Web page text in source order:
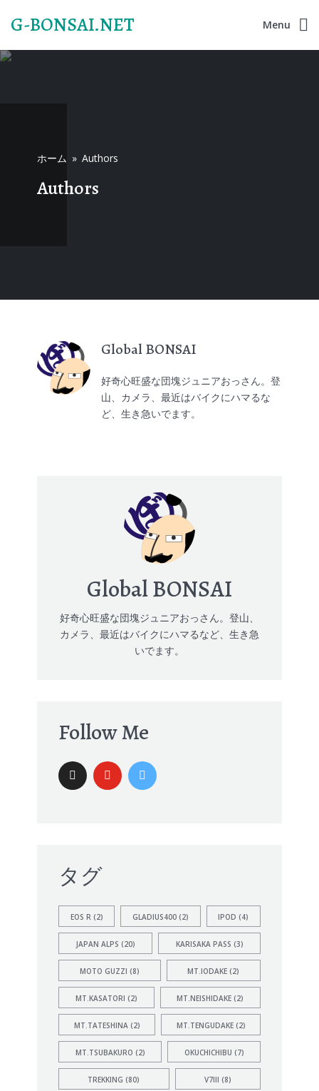
G-BONSAI.NET Menu
ホーム » Authors
Authors
Global BONSAI
好奇心旺盛な団塊ジュニアおっさん。登
山、カメラ、最近はバイクにハマるな
ど、生き急いでます。
Global BONSAI
好奇心旺盛な団塊ジュニアおっさん。登山、
カメラ、最近はバイクにハマるなど、生き急
いでます。
Follow Me
タグ
EOS R(2) GLADIUS400(2) IPOD (4)
JAPAN ALPS (20) KARISAKA PASS (3)
MOTO GUZZI (8) MT.IODAKE (2)
MT.KASATORI (2) MT.NEISHIDAKE (2)
MT.TATESHINA(2) MT.TENGUDAKE(2)
MT.TSUBAKURO (2) OKUCHICHIBU (7)
TREKKING (80) V7III (8)